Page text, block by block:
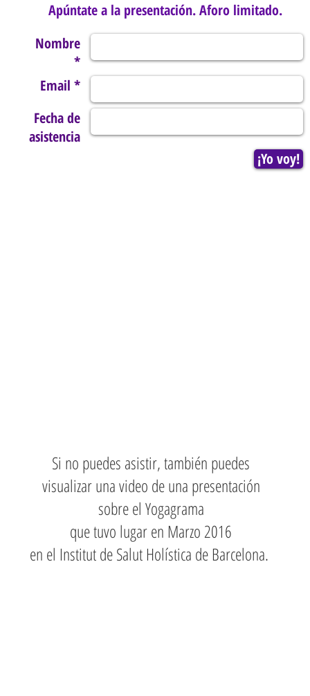
Apúntate a la presentación. Aforo limitado.
Nombre
*
Email *
Fecha de
asistencia
¡Yo voy!
Si no puedes asistir, también puedes
visualizar una video de una presentación
sobre el Yogagrama
que tuvo lugar en Marzo 2016
en el Institut de Salut Holística de Barcelona.